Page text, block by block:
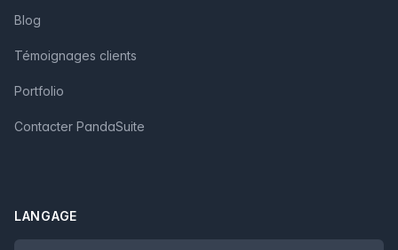
Blog
Témoignages clients
Portfolio
Contacter PandaSuite
LANGAGE